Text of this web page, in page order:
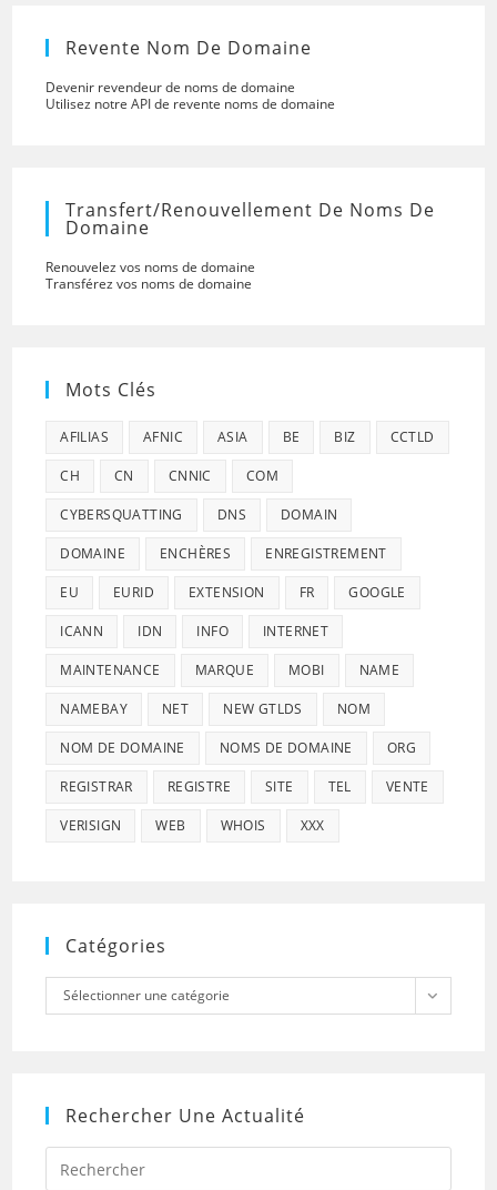
Revente Nom De Domaine
Devenir revendeur de noms de domaine
Utilisez notre API de revente noms de domaine
Transfert/renouvellement De Noms De
Domaine
Renouvelez vos noms de domaine
Transférez vos noms de domaine
Mots Clés
AFILIAS AFNIC ASIA BE BIZ CCTLD
CH CN CNNIC COM
CYBERSQUATTING DNS DOMAIN
DOMAINE ENCHÈRES ENREGISTREMENT
EU EURID EXTENSION FR GOOGLE
ICANN IDN INFO INTERNET
MAINTENANCE MARQUE MOBI NAME
NAMEBAY NET NEW GTLDS NOM
NOM DE DOMAINE NOMS DE DOMAINE ORG
REGISTRAR REGISTRE SITE TEL VENTE
VERISIGN WEB WHOIS XXX
Catégories
Catégories
Sélectionner une catégorie
Rechercher Une Actualité
Press